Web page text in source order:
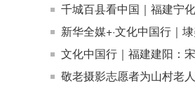
千城百县看中国｜福建宁
新华全媒+·文化中国行｜
文化中国行｜福建建阳：
敬老摄影志愿者为山村老